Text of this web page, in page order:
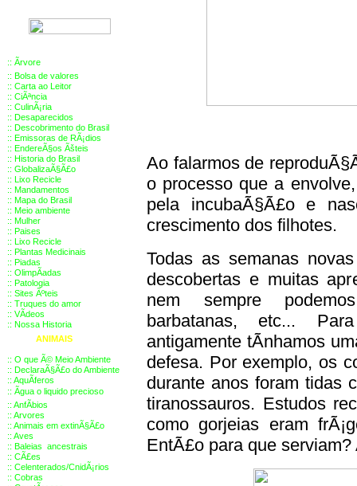
:: Ãrvore
:: Bolsa de valores
:: Carta ao Leitor
:: CiÃªncia
:: CulinÃ¡ria
:: Desaparecidos
:: Descobrimento do Brasil
:: Emissoras de RÃ¡dios
:: EndereÃ§os Ãšteis
:: Historia do Brasil
:: GlobalizaÃ§Ã£o
:: Lixo Recicle
:: Mandamentos
:: Mapa do Brasil
:: Meio ambiente
:: Mulher
:: Paises
:: Lixo Recicle
:: Plantas Medicinais
:: Piadas
:: OlimpÃ­adas
:: Patologia
:: Sites Ãºteis
:: Truques do amor
:: VÃ­deos
:: Nossa Historia
ANIMAIS
:: O que Ã© Meio Ambiente
:: DeclaraÃ§Ã£o do Ambiente
:: AquÃ­feros
:: Ãgua o liquido precioso
:: AnfÃ­bios
:: Arvores
:: Animais em extinÃ§Ã£o
:: Aves
:: Baleias ancestrais
:: CÃ£es
:: Celenterados/CnidÃ¡rios
:: Cobras
Ao falarmos de
o processo que a
pela incubaÃ§Ã£o e
crescimento dos filhotes.
Todas as semanas
descobertas e muitas
nem sempre
barbatanas, etc...
antigamente tÃ­nhamos
defesa. Por exemplo, os
durante anos foram tidas
tiranossauros. Estudos
como gorjeias eram
EntÃ£o para que